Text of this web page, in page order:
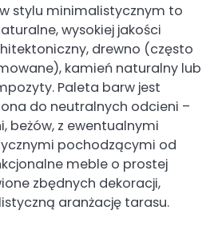
stylu minimalistycznym to
wysokiej jakości
drewno (często
kamień naturalny lub
Paleta barw jest
do neutralnych odcieni –
beżów, z ewentualnymi
pochodzącymi od
meble o prostej
zbędnych dekoracji,
aranżację tarasu.